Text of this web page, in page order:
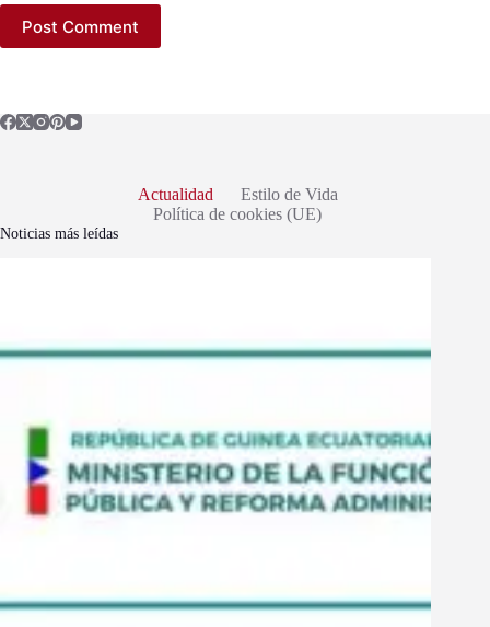
Post Comment
Actualidad
Estilo de Vida
Política de cookies (UE)
Noticias más leídas